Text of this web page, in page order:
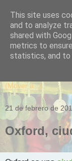
21 de febrero de
Oxford,
This site uses
and to analyze
shared with
metrics to
statistics, and to